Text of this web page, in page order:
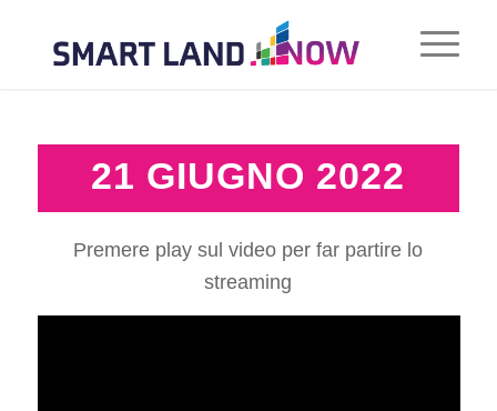
21 GIUGNO 2022
Premere play sul video per far partire lo
streaming